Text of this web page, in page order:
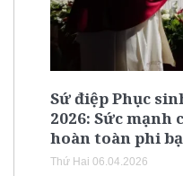
Sứ điệp Phục
2026: Sức
hoàn toàn phi
Thứ Hai 06.04.2026